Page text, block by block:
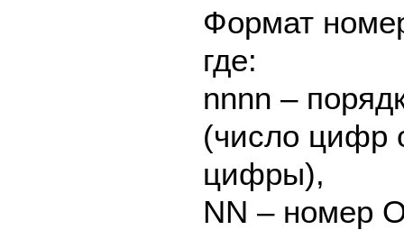
Формат
где:
nnnn –
(число цифр
цифры),
NN – номер